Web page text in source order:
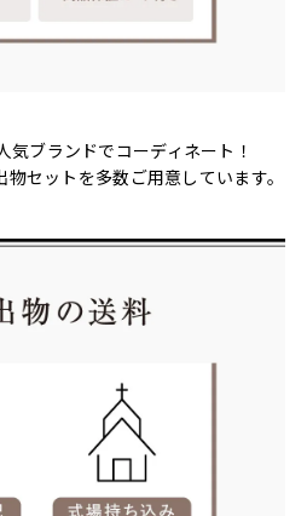
ブランドでコーディネート！
セットを多数ご用意しています。